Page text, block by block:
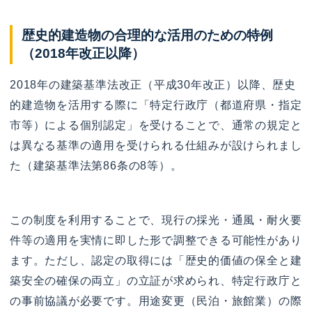
歴史的建造物の合理的な活用のための特例
（2018年改正以降）
2018年の建築基準法改正（平成30年改正）以降、歴史
的建造物を活用する際に「特定行政庁（都道府県・指定
市等）による個別認定」を受けることで、通常の規定と
は異なる基準の適用を受けられる仕組みが設けられまし
た（建築基準法第86条の8等）。
この制度を利用することで、現行の採光・通風・耐火要
件等の適用を実情に即した形で調整できる可能性があり
ます。ただし、認定の取得には「歴史的価値の保全と建
築安全の確保の両立」の立証が求められ、特定行政庁と
の事前協議が必要です。用途変更（民泊・旅館業）の際